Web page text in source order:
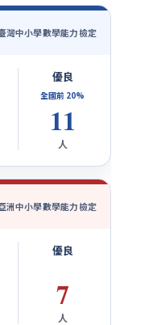
灣中小學數學能力檢定
優良
全國前 20%
11
人
洲中小學數學能力檢定
優良
7
人